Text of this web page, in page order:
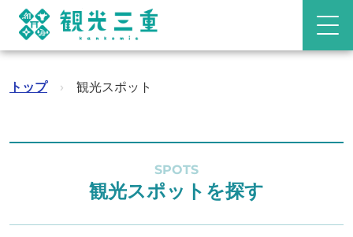
トップ › 観光スポット
SPOTS
観光スポットを探す